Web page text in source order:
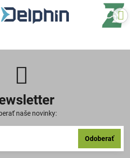
naše novinky:
Odoberať